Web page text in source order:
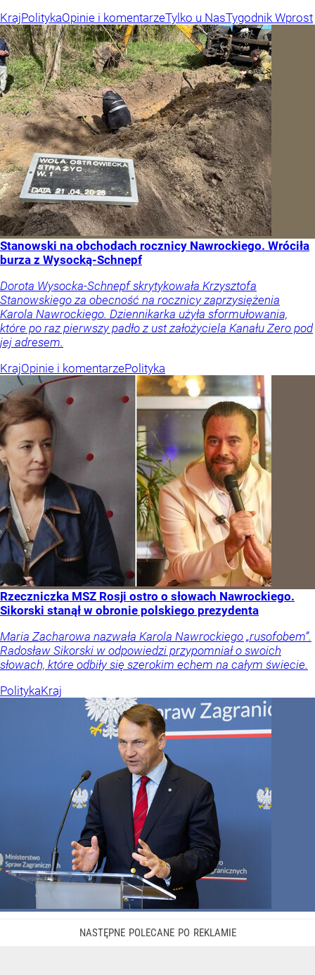
KrajPolitykaOpinie i komentarzeTylko u NasTygodnik Wprost
Stanowski na obchodach rocznicy Nawrockiego. Wróciła
burza z Wysocką-Schnepf
Dorota Wysocka-Schnepf skrytykowała Krzysztofa
Stanowskiego za obecność na rocznicy zaprzysiężenia
Karola Nawrockiego. Dziennikarka użyła sformułowania,
które po raz pierwszy padło z ust założyciela Kanału Zero pod
jej adresem.
KrajOpinie i komentarzePolityka
Rzeczniczka MSZ Rosji ostro o słowach Nawrockiego.
Sikorski stanął w obronie polskiego prezydenta
Maria Zacharowa nazwała Karola Nawrockiego „rusofobem”.
Radosław Sikorski w odpowiedzi przypomniał o swoich
słowach, które odbiły się szerokim echem na całym świecie.
PolitykaKraj